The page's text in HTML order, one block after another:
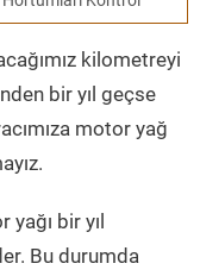
kilometreyi
bir yıl geçse
motor yağ
yağı bir yıl
Bu durumda